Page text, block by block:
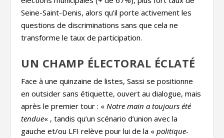
Seine-Saint-Denis, alors qu’il porte activement les
questions de discriminations sans que cela ne
transforme le taux de participation.
UN CHAMP ÉLECTORAL ÉCLATÉ
Face à une quinzaine de listes, Sassi se positionne
en outsider sans étiquette, ouvert au dialogue, mais
après le premier tour : «Notre main a toujours été
tendue« , tandis qu’un scénario d’union avec la
gauche et/ou LFI relève pour lui de la «politique-